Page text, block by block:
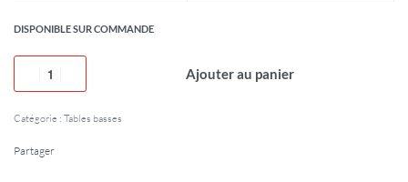
DISPONIBLE SUR COMMANDE
Ajouter au panier
Catégorie : Tables basses
Partager